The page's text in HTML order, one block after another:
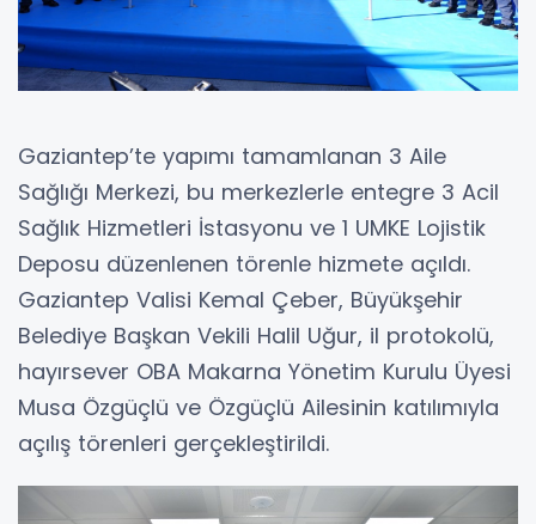
Gaziantep’te yapımı tamamlanan 3 Aile
Sağlığı Merkezi, bu merkezlerle entegre 3 Acil
Sağlık Hizmetleri İstasyonu ve 1 UMKE Lojistik
Deposu düzenlenen törenle hizmete açıldı.
Gaziantep Valisi Kemal Çeber, Büyükşehir
Belediye Başkan Vekili Halil Uğur, il protokolü,
hayırsever OBA Makarna Yönetim Kurulu Üyesi
Musa Özgüçlü ve Özgüçlü Ailesinin katılımıyla
açılış törenleri gerçekleştirildi.